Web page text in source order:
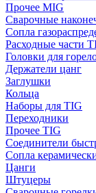
Прочее MIG
Сварочные
Сопла
Расходные части
Головки для
Держатели цанг
Заглушки
Кольца
Наборы для TIG
Переходники
Прочее TIG
Соединители
Сопла
Цанги
Штуцеры